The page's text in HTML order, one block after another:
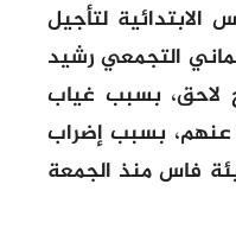
لتأجيل
التجمعي رشيد
لاحق، بسبب غياب
عنهم، بسبب إضراب
فاس منذ الجمعة